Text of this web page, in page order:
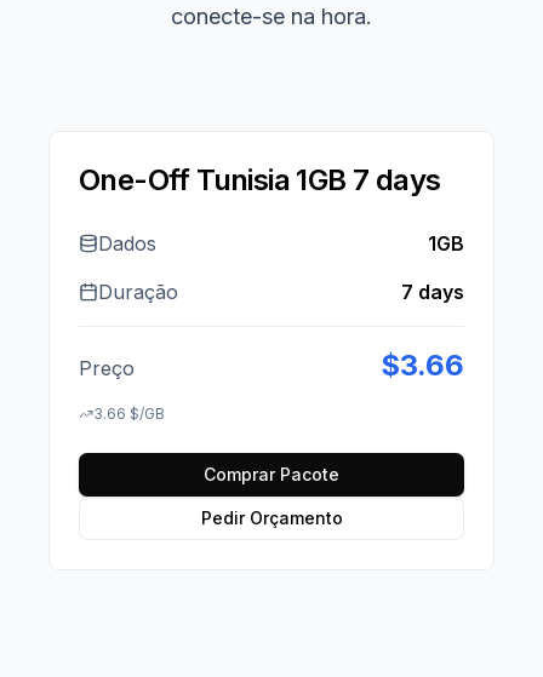
conecte-se na hora.
One-Off Tunisia 1GB 7 days
Dados
1GB
Duração
7 days
Preço $3.66
3.66 $/GB
Comprar Pacote
Pedir Orçamento